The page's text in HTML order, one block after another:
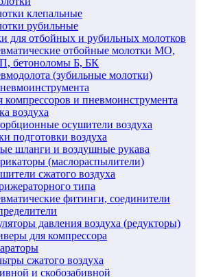
клепальные
рубильные
для отбойных и рубильных молотков
отбойные молотки МО,
бетоноломы Б, БК
(зубильные молотки)
компрессоров и пневмоинструмента
воздуха
осушители воздуха
подготовки воздуха
шланги и воздушные рукава
(маслораспылители)
сжатого воздуха
типа
фитинги, соединители
давления воздуха (редукторы)
для компрессора
сжатого воздуха
и скобозабивной